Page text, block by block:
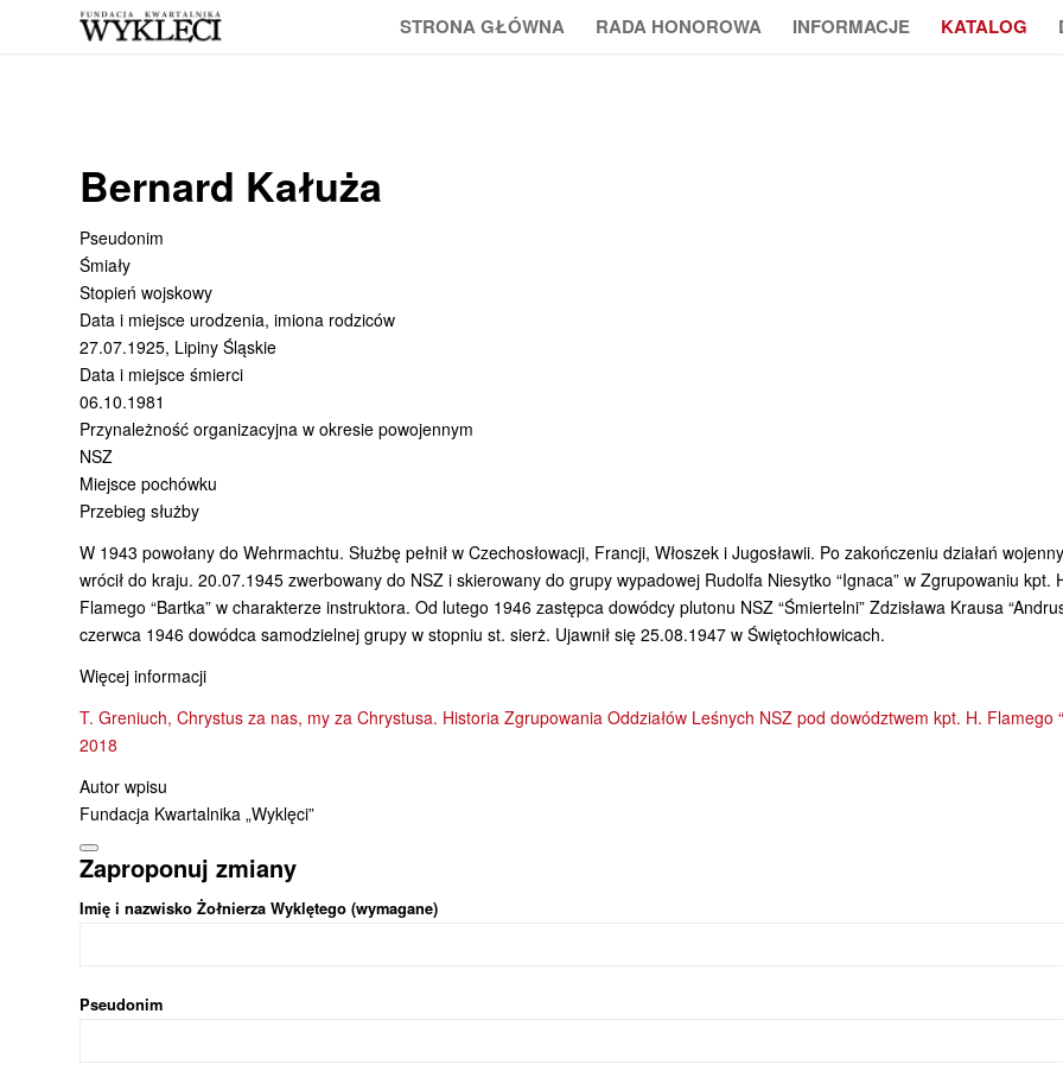
STRONA GŁÓWNA RADA HONOROWA INFORMACJE KATALOG
Bernard Kałuża
Pseudonim
Śmiały
Stopień wojskowy
Data i miejsce urodzenia, imiona rodziców
27.07.1925, Lipiny Śląskie
Data i miejsce śmierci
06.10.1981
Przynależność organizacyjna w okresie powojennym
NSZ
Miejsce pochówku
Przebieg służby
W 1943 powołany do Wehrmachtu. Służbę pełnił w Czechosłowacji, Francji, Włoszek i Jugosławii. Po zakończeniu działań
wrócił do kraju. 20.07.1945 zwerbowany do NSZ i skierowany do grupy wypadowej Rudolfa Niesytko “Ignaca” w Zgrupowaniu kpt.
Flamego “Bartka” w charakterze instruktora. Od lutego 1946 zastępca dowódcy plutonu NSZ “Śmiertelni” Zdzisława Krausa
czerwca 1946 dowódca samodzielnej grupy w stopniu st. sierż. Ujawnił się 25.08.1947 w Świętochłowicach.
Więcej informacji
T. Greniuch, Chrystus za nas, my za Chrystusa. Historia Zgrupowania Oddziałów Leśnych NSZ pod dowództwem kpt. H. Flamego
2018
Autor wpisu
Fundacja Kwartalnika „Wyklęci”
Zaproponuj zmiany
Imię i nazwisko Żołnierza Wyklętego (wymagane)
Pseudonim